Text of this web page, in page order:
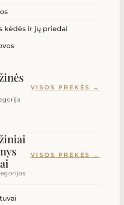
kėdės ir jų priedai
VISOS PREKĖS →
VISOS PREKĖS →